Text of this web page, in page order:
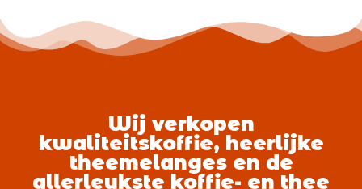
Wij verkopen
kwaliteitskoffie, heerlijke
theemelanges en de
allerleukste koffie- en thee